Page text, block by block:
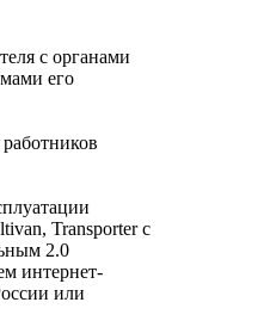
с органами
его
Transporter с
2.0
интернет-
или